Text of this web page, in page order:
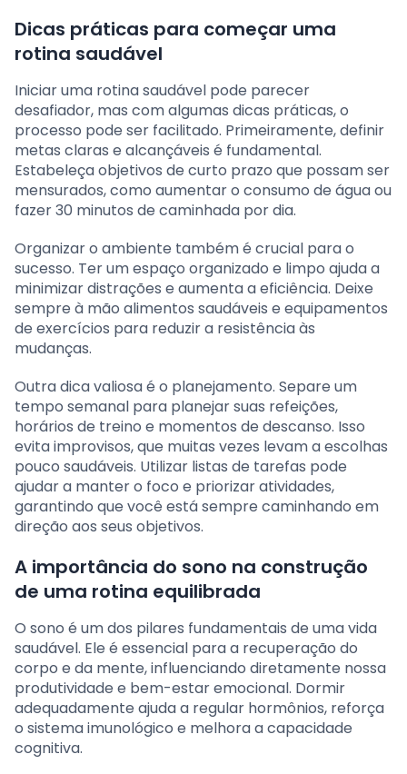
Dicas práticas para começar uma
rotina saudável
Iniciar uma rotina saudável pode parecer
desafiador, mas com algumas dicas práticas, o
processo pode ser facilitado. Primeiramente, definir
metas claras e alcançáveis é fundamental.
Estabeleça objetivos de curto prazo que possam ser
mensurados, como aumentar o consumo de água ou
fazer 30 minutos de caminhada por dia.
Organizar o ambiente também é crucial para o
sucesso. Ter um espaço organizado e limpo ajuda a
minimizar distrações e aumenta a eficiência. Deixe
sempre à mão alimentos saudáveis e equipamentos
de exercícios para reduzir a resistência às
mudanças.
Outra dica valiosa é o planejamento. Separe um
tempo semanal para planejar suas refeições,
horários de treino e momentos de descanso. Isso
evita improvisos, que muitas vezes levam a escolhas
pouco saudáveis. Utilizar listas de tarefas pode
ajudar a manter o foco e priorizar atividades,
garantindo que você está sempre caminhando em
direção aos seus objetivos.
A importância do sono na construção
de uma rotina equilibrada
O sono é um dos pilares fundamentais de uma vida
saudável. Ele é essencial para a recuperação do
corpo e da mente, influenciando diretamente nossa
produtividade e bem-estar emocional. Dormir
adequadamente ajuda a regular hormônios, reforça
o sistema imunológico e melhora a capacidade
cognitiva.